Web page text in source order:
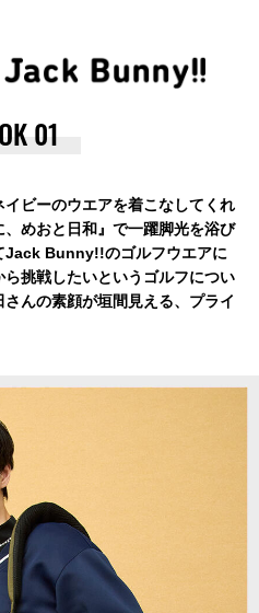
01
ビーのウエアを着こなしてくれ
、めおと日和』で一躍脚光を浴び
Jack Bunny!!のゴルフウエアに
ら挑戦したいというゴルフについ
さんの素顔が垣間見える、プライ